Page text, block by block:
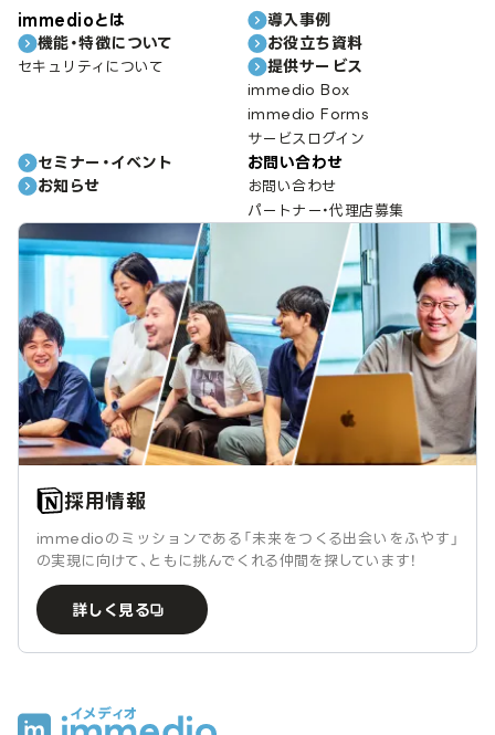
immedioとは
機能・特徴について
セキュリティについて
導入事例
お役立ち資料
提供サービス
immedio Box
immedio Forms
サービスログイン
セミナー・イベント
お知らせ
お問い合わせ
お問い合わせ
パートナー・代理店募集
採用情報
immedioのミッションである「未来をつくる出会いをふやす」
の実現に向けて、ともに挑んでくれる仲間を探しています！
詳しく見る